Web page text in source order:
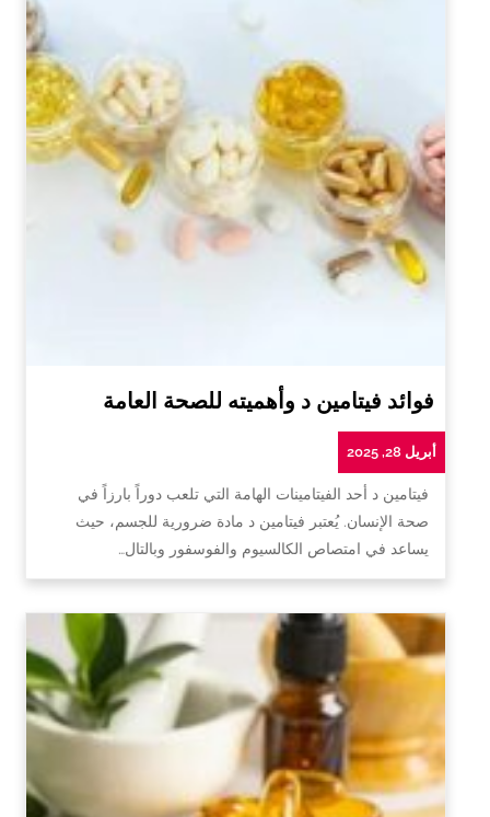
فوائد فيتامين د وأهميته للصحة العامة
أبريل 28, 2025
فيتامين د أحد الفيتامينات الهامة التي تلعب دوراً بارزاً في
صحة الإنسان. يُعتبر فيتامين د مادة ضرورية للجسم، حيث
يساعد في امتصاص الكالسيوم والفوسفور وبالتال…